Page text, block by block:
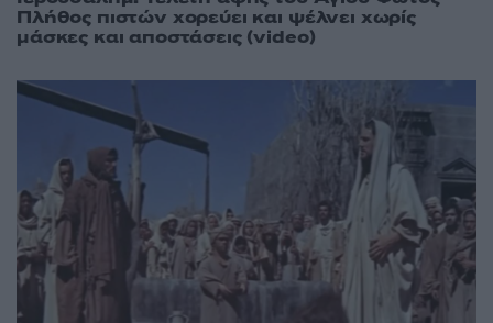
Πλήθος πιστών χορεύει και ψέλνει χωρίς
μάσκες και αποστάσεις (video)